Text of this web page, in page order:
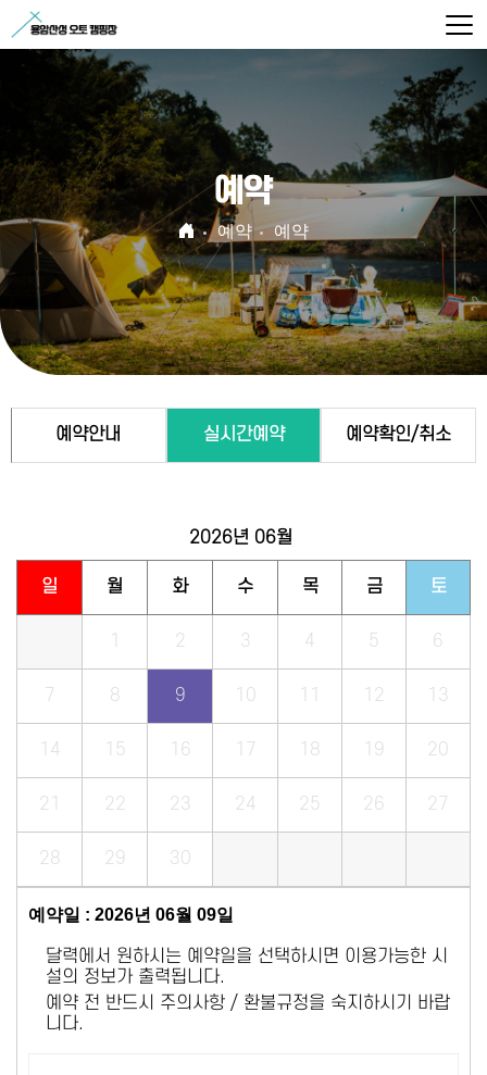
예약
예약 예약
예약안내 실시간예약 예약확인/취소
2026년 06월
일 월 화 수 목 금 토
1 2 3 4 5 6
7 8 9 10 11 12 13
14 15 16 17 18 19 20
21 22 23 24 25 26 27
28 29 30
예약일 : 2026년 06월 09일
달력에서 원하시는 예약일을 선택하시면 이용가능한 시
설의 정보가 출력됩니다.
예약 전 반드시 주의사항 / 환불규정을 숙지하시기 바랍
니다.